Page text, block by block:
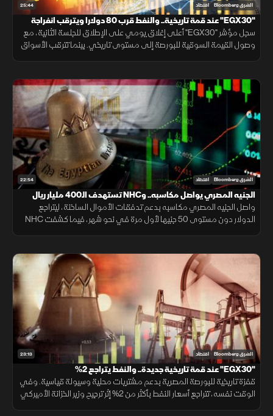
25:44 الشرق Bloomberg اقتصاد
"EGX30" عند قمة تاريخية.. والنفط قرب 80 دولارا ويترقب انفراجة
"هرمز"
سجل مؤشر "EGX30" أعلى إغلاق يومي على الإطلاق للجلسة الثانية، مع
وصول القيمة السوقية للبورصة إلى مستوى تاريخي. بينما تترقب الأسواق
22:54 الشرق Bloomberg اقتصاد
الجنيه المصري يواصل مكاسبه.. وNHC تستهدف الـ400 مليار ريال
واصل الجنيه المصري مكاسبه بدعم تدفقات الأموال الساخنة، ليتراجع
الدولار دون مستوى 50 جنيها لأول مرة في نحو شهر، فيما كشفت NHC
23:13 الشرق Bloomberg اقتصاد
"EGX30" عند قمة تاريخية جديدة.. والنفط يتراجع 2%
قفزة تاريخية للبورصة المصرية بدعم مشتريات محلية وسيولة قياسية. وفي
الوقت نفسه، تتراجع أسعار النفط بأكثر من 2% إثر ترجيح وزير الخزانة الأميركي